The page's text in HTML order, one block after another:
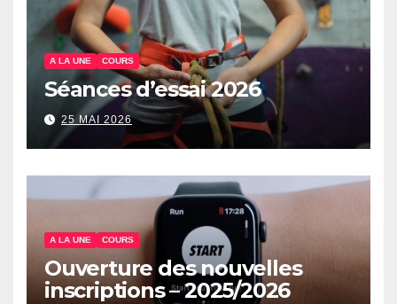
A LA UNE COURS
Séances d’essai 2026
25 MAI 2026
A LA UNE COURS
Ouverture des nouvelles
inscriptions – 2025/2026